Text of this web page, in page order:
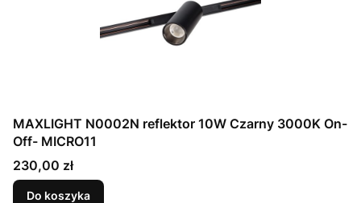
MAXLIGHT N0002N reflektor 10W Czarny 3000K On-
Off- MICRO11
Cena
230,00 zł
Do koszyka